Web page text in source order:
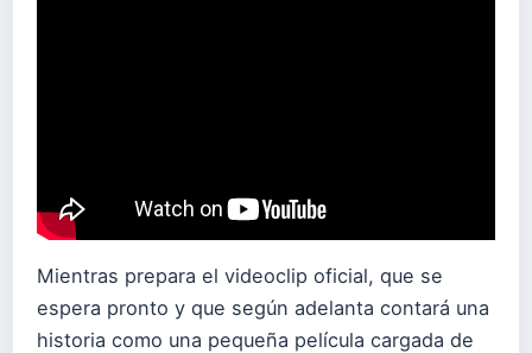
Mientras prepara el videoclip oficial, que se
espera pronto y que según adelanta contará una
historia como una pequeña película cargada de